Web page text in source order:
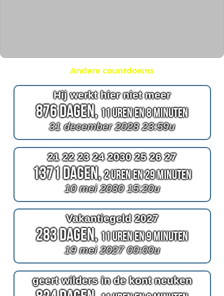
Andere countdowns
Hij werkt hier niet meer
876 Dagen,11 Uren en 8 Minuten
31 december 2028 23:59u
21 22 23 24 2030 25 26 27
1371 Dagen,2 Uren en 29 Minuten
10 mei 2030 15:20u
Vakantiegeld 2027
283 Dagen,11 Uren en 9 Minuten
19 mei 2027 00:00u
geert wilders in de kont neuken